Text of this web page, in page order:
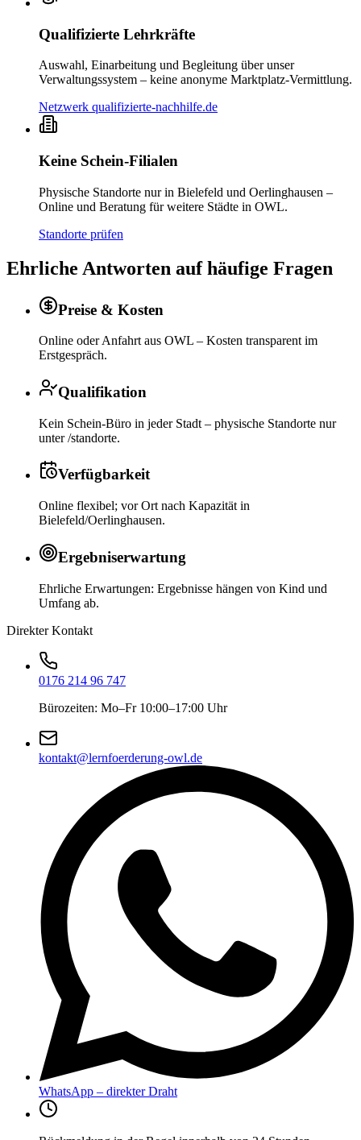
Qualifizierte Lehrkräfte
Auswahl, Einarbeitung und Begleitung über unser
Verwaltungssystem – keine anonyme Marktplatz-Vermittlung.
Netzwerk qualifizierte-nachhilfe.de
Keine Schein-Filialen
Physische Standorte nur in Bielefeld und Oerlinghausen –
Online und Beratung für weitere Städte in OWL.
Standorte prüfen
Ehrliche Antworten auf häufige Fragen
Preise & Kosten
Online oder Anfahrt aus OWL – Kosten transparent im
Erstgespräch.
Qualifikation
Kein Schein-Büro in jeder Stadt – physische Standorte nur
unter /standorte.
Verfügbarkeit
Online flexibel; vor Ort nach Kapazität in
Bielefeld/Oerlinghausen.
Ergebniserwartung
Ehrliche Erwartungen: Ergebnisse hängen von Kind und
Umfang ab.
Direkter Kontakt
0176 214 96 747
Bürozeiten: Mo–Fr 10:00–17:00 Uhr
kontakt@lernfoerderung-owl.de
WhatsApp – direkter Draht